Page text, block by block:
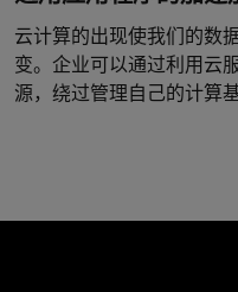
云计算的出现使我们的数
变。企业可以通过利用云
源，绕过管理自己的计算